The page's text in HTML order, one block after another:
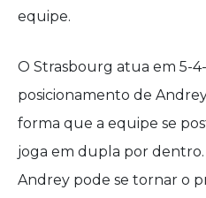
equipe.
O Strasbourg atua em 5-4-
posicionamento de
forma que a equipe se
joga em dupla por
Andrey pode se tornar o